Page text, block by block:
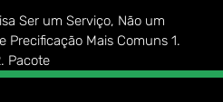
Ser um Serviço, Não um
Precificação Mais Comuns 1.
Pacote